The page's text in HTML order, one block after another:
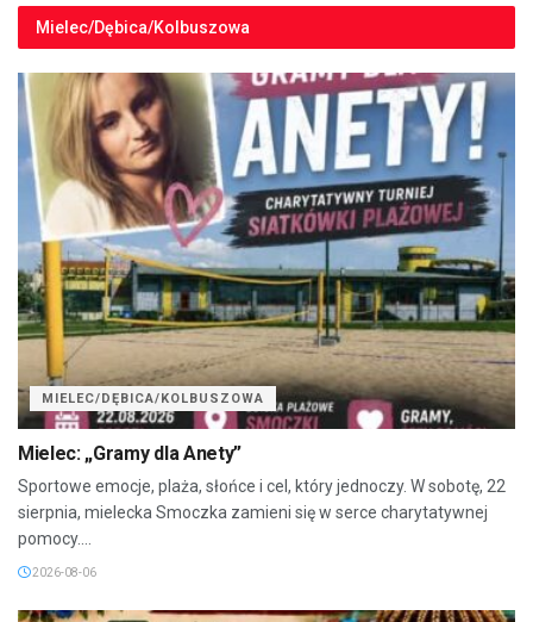
Mielec/Dębica/Kolbuszowa
MIELEC/DĘBICA/KOLBUSZOWA
Mielec: „Gramy dla Anety”
Sportowe emocje, plaża, słońce i cel, który jednoczy. W sobotę, 22
sierpnia, mielecka Smoczka zamieni się w serce charytatywnej
pomocy....
2026-08-06